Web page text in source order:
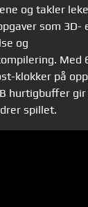
og takler
som 3D-
og
Med
klokker på
hurtigbuffer gir
spillet.